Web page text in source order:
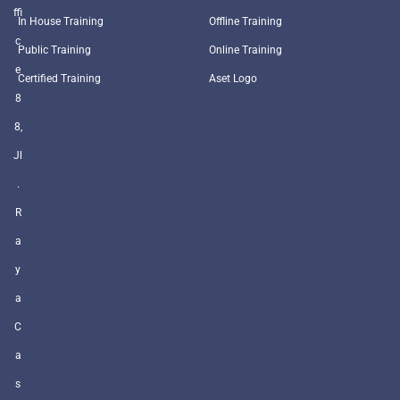
ffi
c
e
8
8,
Jl
.
R
a
y
a
C
a
s
In House Training
Public Training
Certified Training
Offline Training
Online Training
Aset Logo